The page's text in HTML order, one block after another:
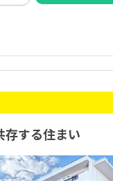
存する住まい